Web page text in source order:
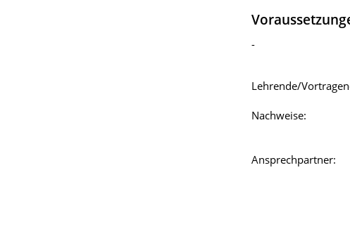
-
Lehrende/‌
Nachweise:
Ansprechpartner: